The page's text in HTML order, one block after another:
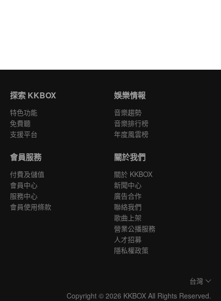
探索 KKBOX
特色功能
免費聽
支援平台
娛樂情報
音樂趨勢
音樂排行榜
年度風雲榜
會員服務
付費及儲值
會員中心
服務中心
會員使用條款
關於我們
關於 KKBOX
新聞中心
廣告合作
聯絡我們
歌曲上架
營業公播服務
人才招募
隱私權政策
台灣
Copyright © 2026 KKBOX All Rights Reserved.